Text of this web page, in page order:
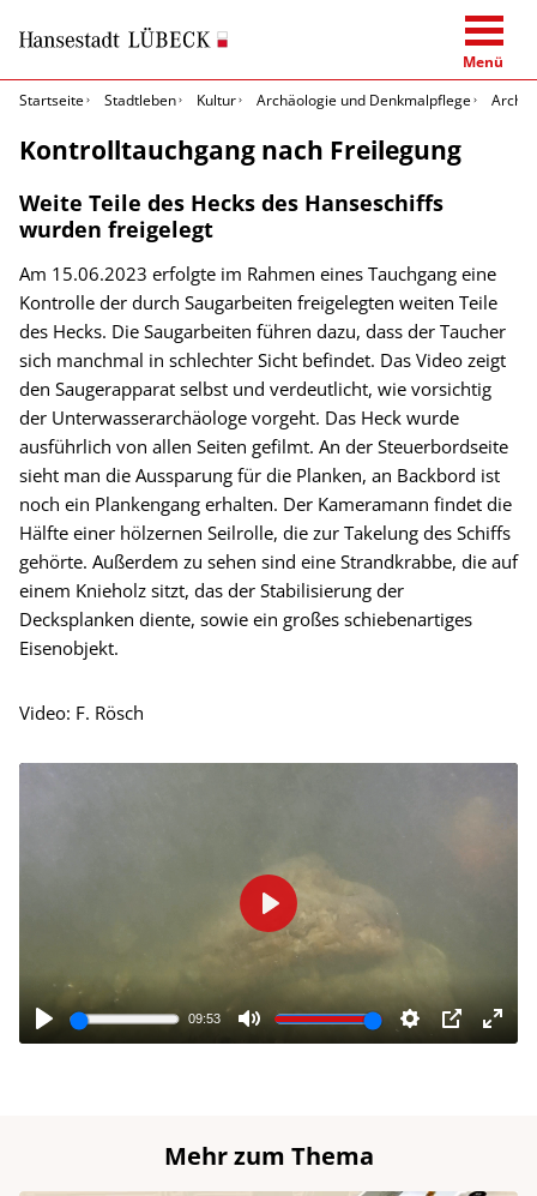
Menü
Startseite
Stadtleben Kultur Archäologie und Denkmalpflege
Kontrolltauchgang nach Freilegung
Weite Teile des Hecks des Hanseschiffs
wurden freigelegt
Am 15.06.2023 erfolgte im Rahmen eines Tauchgang eine
Kontrolle der durch Saugarbeiten freigelegten weiten Teile
des Hecks. Die Saugarbeiten führen dazu, dass der Taucher
sich manchmal in schlechter Sicht befindet. Das Video zeigt
den Saugerapparat selbst und verdeutlicht, wie vorsichtig
der Unterwasserarchäologe vorgeht. Das Heck wurde
ausführlich von allen Seiten gefilmt. An der Steuerbordseite
sieht man die Aussparung für die Planken, an Backbord ist
noch ein Plankengang erhalten. Der Kameramann findet die
Hälfte einer hölzernen Seilrolle, die zur Takelung des Schiffs
gehörte. Außerdem zu sehen sind eine Strandkrabbe, die auf
einem Knieholz sitzt, das der Stabilisierung der
Decksplanken diente, sowie ein großes schiebenartiges
Eisenobjekt.
Video: F. Rösch
Mehr zum Thema